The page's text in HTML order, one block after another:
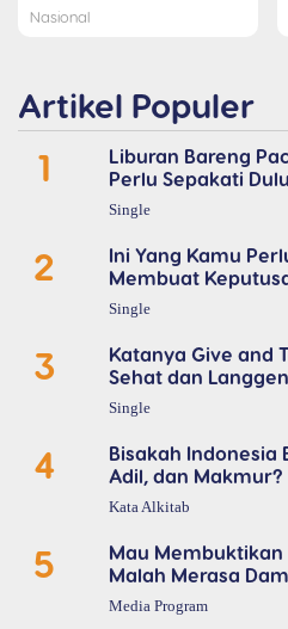
Nasional
Artikel Populer
1
Liburan Bareng
Perlu Sepakati
Single
2
Ini Yang Kamu
Membuat
Single
3
Katanya Give and
Sehat dan
Single
4
Bisakah Indonesia
Adil, dan Makmur?
Kata Alkitab
5
Mau Membuktikan
Malah Merasa
Media Program